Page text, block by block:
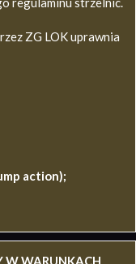
ZG LOK uprawnia
action);